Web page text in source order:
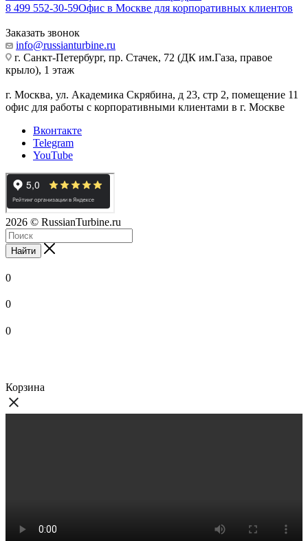
8 499 552-30-59Офис в Москве для корпоративных клиентов
Заказать звонок
info@russianturbine.ru
г. Санкт-Петербург, пр. Стачек, 72 (ДК им.Газа, правое
крыло), 1 этаж
г. Москва, ул. Академика Скрябина, д 23, стр 2, помещение 11
офис для работы с корпоративными клиентами в г. Москве
Вконтакте
Telegram
YouTube
2026 © RussianTurbine.ru
Найти
0
0
0
Корзина